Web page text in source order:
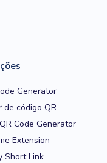
Generator
de código QR
Code Generator
Extension
Short Link